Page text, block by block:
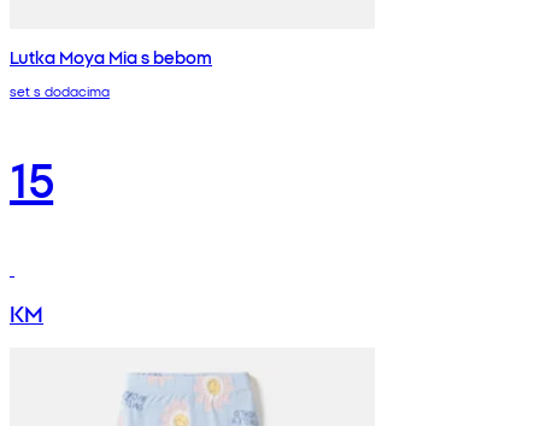
Lutka Moya Mia s bebom
set s dodacima
15
KM